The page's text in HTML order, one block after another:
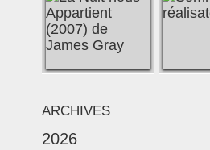
ARCHIVES
2026